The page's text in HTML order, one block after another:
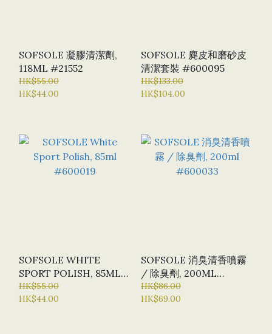
SOFSOLE 凝膠清潔劑,
118ML #21552
HK$55.00
HK$44.00
SOFSOLE 麂皮和磨砂皮
清潔套裝 #600095
HK$133.00
HK$104.00
SOFSOLE WHITE
SPORT POLISH, 85ML
#600019
HK$55.00
HK$44.00
SOFSOLE 消臭清香噴霧
/ 除臭劑, 200ML
#600033
HK$86.00
HK$69.00